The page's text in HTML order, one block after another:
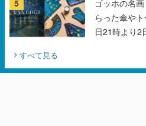
すべて見る